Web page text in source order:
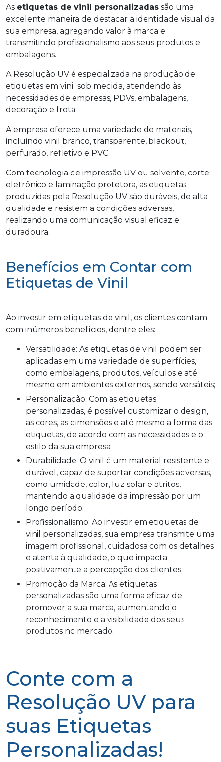
As etiquetas de vinil personalizadas são uma
excelente maneira de destacar a identidade visual da
sua empresa, agregando valor à marca e
transmitindo profissionalismo aos seus produtos e
embalagens.
A Resolução UV é especializada na produção de
etiquetas em vinil sob medida, atendendo às
necessidades de empresas, PDVs, embalagens,
decoração e frota.
A empresa oferece uma variedade de materiais,
incluindo vinil branco, transparente, blackout,
perfurado, refletivo e PVC.
Com tecnologia de impressão UV ou solvente, corte
eletrônico e laminação protetora, as etiquetas
produzidas pela Resolução UV são duráveis, de alta
qualidade e resistem a condições adversas,
realizando uma comunicação visual eficaz e
duradoura.
Benefícios em Contar com
Etiquetas de Vinil
Ao investir em etiquetas de vinil, os clientes contam
com inúmeros benefícios, dentre eles:
Versatilidade: As etiquetas de vinil podem ser
aplicadas em uma variedade de superfícies,
como embalagens, produtos, veículos e até
mesmo em ambientes externos, sendo versáteis;
Personalização: Com as etiquetas
personalizadas, é possível customizar o design,
as cores, as dimensões e até mesmo a forma das
etiquetas, de acordo com as necessidades e o
estilo da sua empresa;
Durabilidade: O vinil é um material resistente e
durável, capaz de suportar condições adversas,
como umidade, calor, luz solar e atritos,
mantendo a qualidade da impressão por um
longo período;
Profissionalismo: Ao investir em etiquetas de
vinil personalizadas, sua empresa transmite uma
imagem profissional, cuidadosa com os detalhes
e atenta à qualidade, o que impacta
positivamente a percepção dos clientes;
Promoção da Marca: As etiquetas
personalizadas são uma forma eficaz de
promover a sua marca, aumentando o
reconhecimento e a visibilidade dos seus
produtos no mercado.
Conte com a
Resolução UV para
suas Etiquetas
Personalizadas!